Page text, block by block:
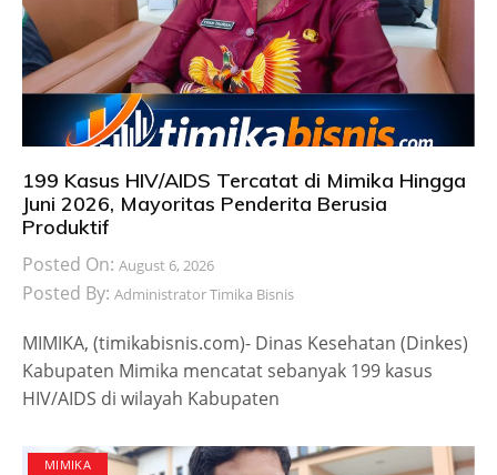
199 Kasus HIV/AIDS Tercatat di Mimika Hingga
Juni 2026, Mayoritas Penderita Berusia
Produktif
Posted On: August 6, 2026
Posted By: Administrator Timika Bisnis
MIMIKA, (timikabisnis.com)- Dinas Kesehatan (Dinkes)
Kabupaten Mimika mencatat sebanyak 199 kasus
HIV/AIDS di wilayah Kabupaten
MIMIKA